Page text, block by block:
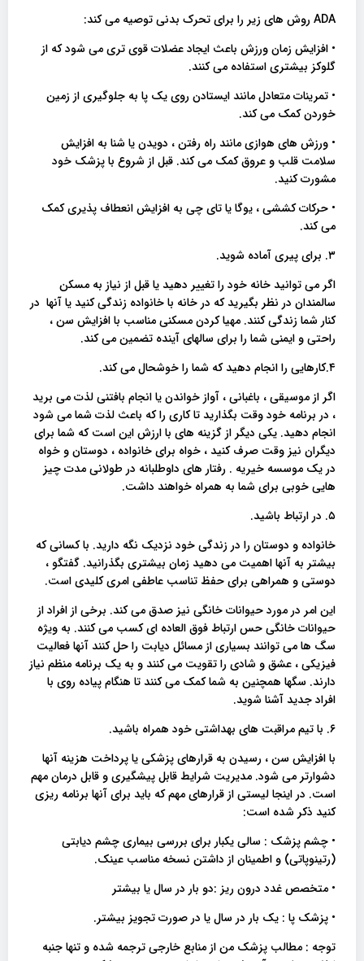
ADA روش های زیر را برای تحرک بدنی توصیه می کند:
• افزایش زمان ورزش باعث ایجاد عضلات قوی تری می شود که از
گلوکز بیشتری استفاده می کنند.
• تمرینات متعادل مانند ایستادن روی یک پا به جلوگیری از زمین
خوردن کمک می کند.
• ورزش های هوازی مانند راه رفتن ، دویدن یا شنا به افزایش
سلامت قلب و عروق کمک می کند. قبل از شروع با پزشک خود
مشورت کنید.
• حرکات کششی ، یوگا یا تای چی به افزایش انعطاف پذیری کمک
می کند.
۳. برای پیری آماده شوید.
اگر می توانید خانه خود را تغییر دهید یا قبل از نیاز به مسکن
سالمندان در نظر بگیرید که در خانه با خانواده زندگی کنید یا آنها در
کنار شما زندگی کنند. مهیا کردن مسکنی مناسب با افزایش سن ،
راحتی و ایمنی شما را برای سالهای آینده تضمین می کند.
۴.کارهایی را انجام دهید که شما را خوشحال می کند.
اگر از موسیقی ، باغبانی ، آواز خواندن یا انجام بافتنی لذت می برید
، در برنامه خود وقت بگذارید تا کاری را که باعث لذت شما می شود
انجام دهید. یکی دیگر از گزینه های با ارزش این است که شما برای
دیگران نیز وقت صرف کنید ، خواه برای خانواده ، دوستان و خواه
در یک موسسه خیریه . رفتار های داوطلبانه در طولانی مدت چیز
هایی خوبی برای شما به همراه خواهند داشت.
۵. در ارتباط باشید.
خانواده و دوستان را در زندگی خود نزدیک نگه دارید. با کسانی که
بیشتر به آنها اهمیت می دهید زمان بیشتری بگذرانید. گفتگو ،
دوستی و همراهی برای حفظ تناسب عاطفی امری کلیدی است.
این امر در مورد حیوانات خانگی نیز صدق می کند. برخی از افراد از
حیوانات خانگی حس ارتباط فوق العاده ای کسب می کنند. به ویژه
سگ ها می توانند بسیاری از مسائل دیابت را حل کنند آنها فعالیت
فیزیکی ، عشق و شادی را تقویت می کنند و به یک برنامه منظم نیاز
دارند. سگها همچنین به شما کمک می کنند تا هنگام پیاده روی با
افراد جدید آشنا شوید.
۶. با تیم مراقبت های بهداشتی خود همراه باشید.
با افزایش سن ، رسیدن به قرارهای پزشکی یا پرداخت هزینه آنها
دشوارتر می شود. مدیریت شرایط قابل پیشگیری و قابل درمان مهم
است. در اینجا لیستی از قرارهای مهم که باید برای آنها برنامه ریزی
کنید ذکر شده است:
• چشم پزشک : سالی یکبار برای بررسی بیماری چشم دیابتی
(رتینوپاتی) و اطمینان از داشتن نسخه مناسب عینک.
• متخصص غدد درون ریز :دو بار در سال یا بیشتر
• پزشک پا : یک بار در سال یا در صورت تجویز بیشتر.
توجه : مطالب پزشک من از منابع خارجی ترجمه شده و تنها جنبه